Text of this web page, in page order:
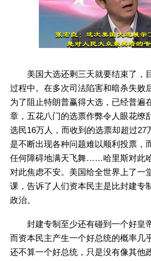
美国大选还剩三天就要结束了，
过程中。在多次司法陷害和暗杀失败
为了阻止特朗普赢得大选，已经普遍
章，五花八门的选票作弊令人眼花缭
选民16万人，而收到的选票却超过27
是不断出现各种问题难以顺利投票，
任何障碍地满天飞舞……哈里斯对此
对此焦虑不安。美国给全世界上了一
课，告诉了人们资本民主是比封建专
政治。
封建专制至少还有碰到一个好皇
而资本民主产生一个好总统的概率几
还不算一个好总统，只是没有像其他